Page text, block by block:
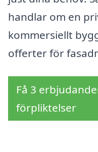
handlar om en
kommersiellt
offerter för
Få 3
förpliktelser